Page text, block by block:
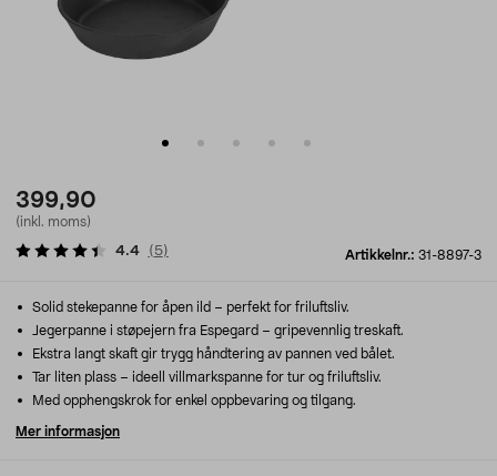
399,90
(inkl. moms)
Artikkelnr.: 31-8897-3
4.4 ( 5)
Solid stekepanne for åpen ild – perfekt for friluftsliv.
Jegerpanne i støpejern fra Espegard – gripevennlig treskaft.
Ekstra langt skaft gir trygg håndtering av pannen ved bålet.
Tar liten plass – ideell villmarkspanne for tur og friluftsliv.
Med opphengskrok for enkel oppbevaring og tilgang.
Mer informasjon